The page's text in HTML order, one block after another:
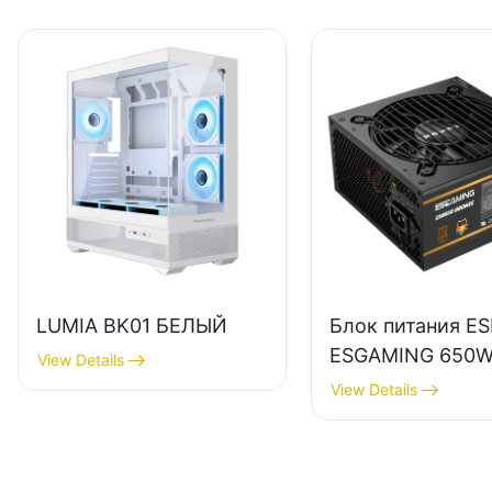
LUMIA BK01 БЕЛЫЙ
View Details
Блок питания
ESGAMING
высокого
КПД 85%,
View Details